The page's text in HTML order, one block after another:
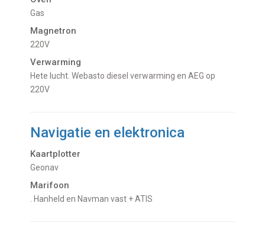
Gas
Magnetron
220V
Verwarming
hete lucht. Webasto diesel verwarming en AEG op
220V
Navigatie en elektronica
Kaartplotter
Geonav
Marifoon
. Hanheld en Navman vast + ATIS